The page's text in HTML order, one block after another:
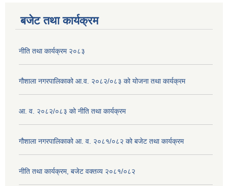
बजेट तथा कार्यक्रम
नीति तथा कार्यक्रम २०८३
गौशाला नगरपालिकाको आ.व. २०८२/०८३ को योजना तथा कार्यक्रम
आ. व. २०८२/०८३ को नीति तथा कार्यक्रम
गौशाला नगरपालिकाको आ. व. २०८१/०८२ को बजेट तथा कार्यक्रम
नीति तथा कार्यक्रम, बजेट वक्तव्य २०८१/०८२